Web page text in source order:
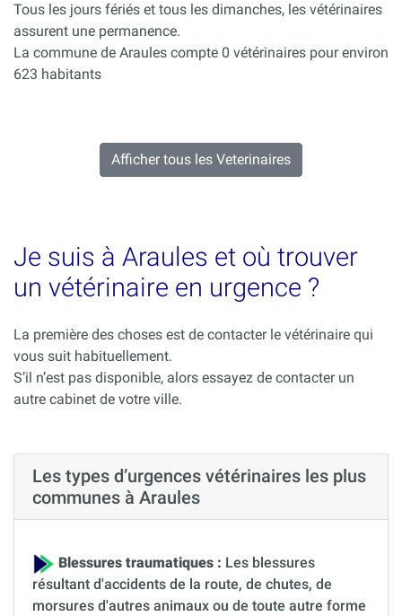
Tous les jours fériés et tous les dimanches, les vétérinaires
assurent une permanence.
La commune de Araules compte 0 vétérinaires pour environ
623 habitants
Afficher tous les Veterinaires
Je suis à Araules et où trouver
un vétérinaire en urgence ?
La première des choses est de contacter le vétérinaire qui
vous suit habituellement.
S’il n’est pas disponible, alors essayez de contacter un
autre cabinet de votre ville.
Les types d’urgences vétérinaires les plus
communes à Araules
Blessures traumatiques : Les blessures
résultant d'accidents de la route, de chutes, de
morsures d'autres animaux ou de toute autre forme